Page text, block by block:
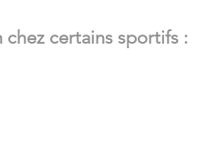
certains sportifs :